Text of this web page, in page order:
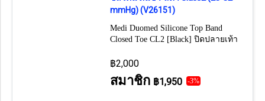
mmHg) (V26151)
Medi Duomed Silicone Top Band
Closed Toe CL2 [Black] ปิดปลายเท้า
ปุ่มซิลิโคนอย่างดี ป้องกันการลื่นไหล
฿2,000
สมาชิก ฿1,950 -3%